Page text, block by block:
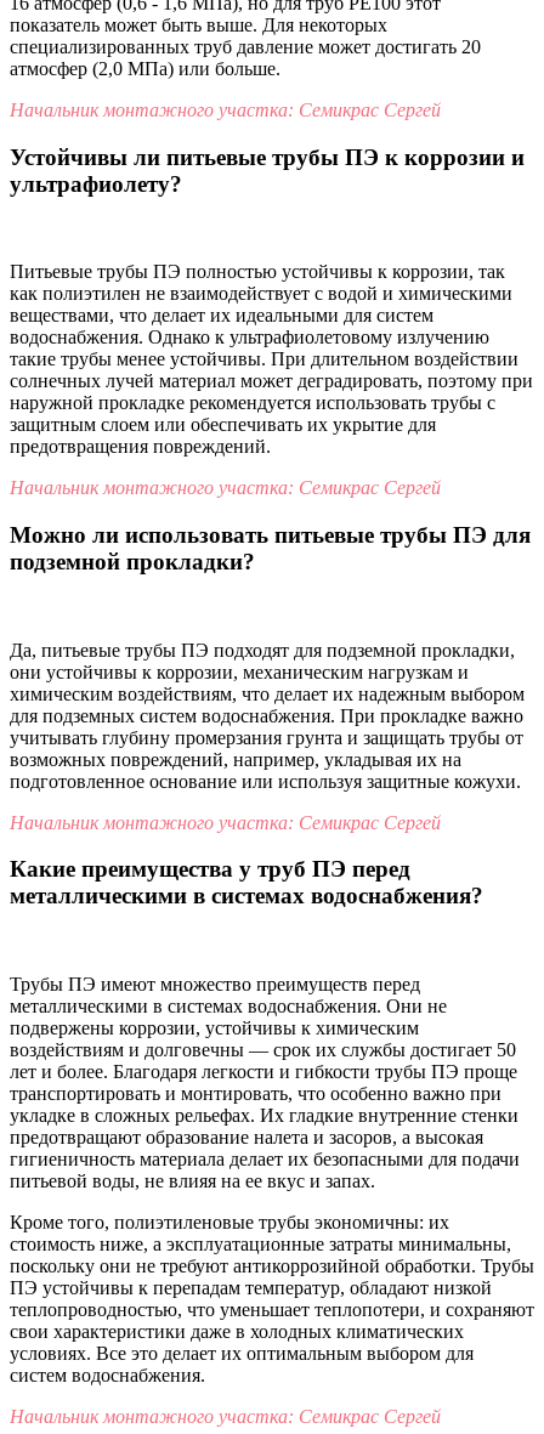
показатель может быть выше. Для некоторых
специализированных труб давление может достигать 20
атмосфер (2,0 МПа) или больше.
Начальник монтажного участка: Семикрас Сергей
Устойчивы ли питьевые трубы ПЭ к коррозии и
ультрафиолету?
Питьевые трубы ПЭ полностью устойчивы к коррозии, так
как полиэтилен не взаимодействует с водой и химическими
веществами, что делает их идеальными для систем
водоснабжения. Однако к ультрафиолетовому излучению
такие трубы менее устойчивы. При длительном воздействии
солнечных лучей материал может деградировать, поэтому при
наружной прокладке рекомендуется использовать трубы с
защитным слоем или обеспечивать их укрытие для
предотвращения повреждений.
Начальник монтажного участка: Семикрас Сергей
Можно ли использовать питьевые трубы ПЭ для
подземной прокладки?
Да, питьевые трубы ПЭ подходят для подземной прокладки,
они устойчивы к коррозии, механическим нагрузкам и
химическим воздействиям, что делает их надежным выбором
для подземных систем водоснабжения. При прокладке важно
учитывать глубину промерзания грунта и защищать трубы от
возможных повреждений, например, укладывая их на
подготовленное основание или используя защитные кожухи.
Начальник монтажного участка: Семикрас Сергей
Какие преимущества у труб ПЭ перед
металлическими в системах водоснабжения?
Трубы ПЭ имеют множество преимуществ перед
металлическими в системах водоснабжения. Они не
подвержены коррозии, устойчивы к химическим
воздействиям и долговечны — срок их службы достигает 50
лет и более. Благодаря легкости и гибкости трубы ПЭ проще
транспортировать и монтировать, что особенно важно при
укладке в сложных рельефах. Их гладкие внутренние стенки
предотвращают образование налета и засоров, а высокая
гигиеничность материала делает их безопасными для подачи
питьевой воды, не влияя на ее вкус и запах.
Кроме того, полиэтиленовые трубы экономичны: их
стоимость ниже, а эксплуатационные затраты минимальны,
поскольку они не требуют антикоррозийной обработки. Трубы
ПЭ устойчивы к перепадам температур, обладают низкой
теплопроводностью, что уменьшает теплопотери, и сохраняют
свои характеристики даже в холодных климатических
условиях. Все это делает их оптимальным выбором для
систем водоснабжения.
Начальник монтажного участка: Семикрас Сергей